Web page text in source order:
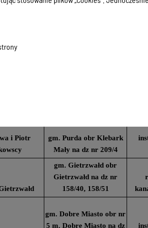
i Piotr
gm. Purda obr Klebark
Mały na dz nr 209/4
gm. Gietrzwałd obr
Gietrzwałd na dz nr
158/40, 158/51
gm. Dobre Miasto obr nr
5 m. Dobre Miasto na dz